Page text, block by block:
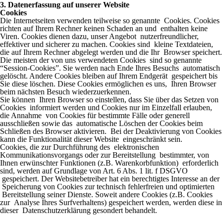
3. Datenerfassung auf unserer Website
Cookies
Die Internetseiten verwenden teilweise so genannte Cookies. Cookies
richten auf Ihrem Rechner keinen Schaden an und enthalten keine
Viren. Cookies dienen dazu, unser Angebot nutzerfreundlicher,
effektiver und sicherer zu machen. Cookies sind kleine Textdateien,
die auf Ihrem Rechner abgelegt werden und die Ihr Browser speichert.
Die meisten der von uns verwendeten Cookies sind so genannte
“Session-Cookies”. Sie werden nach Ende Ihres Besuchs automatisch
gelöscht. Andere Cookies bleiben auf Ihrem Endgerät gespeichert bis
Sie diese löschen. Diese Cookies ermöglichen es uns, Ihren Browser
beim nächsten Besuch wiederzuerkennen.
Sie können Ihren Browser so einstellen, dass Sie über das Setzen von
Cookies informiert werden und Cookies nur im Einzelfall erlauben,
die Annahme von Cookies für bestimmte Fälle oder generell
ausschließen sowie das automatische Löschen der Cookies beim
Schließen des Browser aktivieren. Bei der Deaktivierung von Cookies
kann die Funktionalität dieser Website eingeschränkt sein.
Cookies, die zur Durchführung des elektronischen
Kommunikationsvorgangs oder zur Bereitstellung bestimmter, von
Ihnen erwünschter Funktionen (z.B. Warenkorbfunktion) erforderlich
sind, werden auf Grundlage von Art. 6 Abs. 1 lit. f DSGVO
gespeichert. Der Websitebetreiber hat ein berechtigtes Interesse an der
Speicherung von Cookies zur technisch fehlerfreien und optimierten
Bereitstellung seiner Dienste. Soweit andere Cookies (z.B. Cookies
zur Analyse Ihres Surfverhaltens) gespeichert werden, werden diese in
dieser Datenschutzerklärung gesondert behandelt.